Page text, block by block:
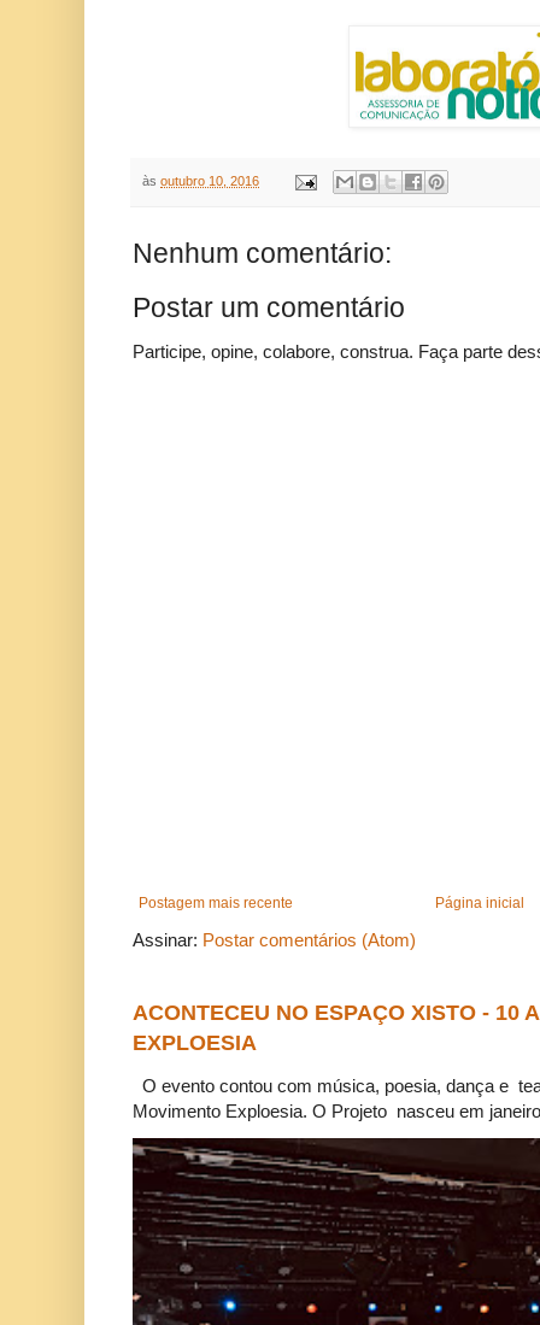
às outubro 10, 2016
Nenhum comentário:
Postar um comentário
Participe, opine, colabore, construa. Faça parte
Postagem mais recente Página inicial
Assinar: Postar comentários (Atom)
ACONTECEU NO ESPAÇO XISTO - 10
EXPLOESIA
O evento contou com música, poesia, dança e
Movimento Exploesia. O Projeto nasceu em